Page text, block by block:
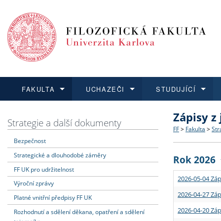
FAKULTA
Dozvědět se více
Struktura
Strategie
Podpora
UCHAZEČI
Podat přihlášku
Co
Učitelské
STUDUJÍCÍ
Dozvědět se více
Rigorózní
Dozvědět se více
O vědě a
Granty a
Dozvědět se více
Aktuální
Strategie a další dokumenty
Bezpečnost
Strategické a dlouhodobé záměry
FF UK pro udržitelnost
Výroční zprávy
Platné vnitřní předpisy FF UK
Rozhodnutí a sdělení děkana, opatření a sdělení
Zápisy
FF > Fakulta >
Rok 2026
2026-05-04
2026-04-27
2026-04-20